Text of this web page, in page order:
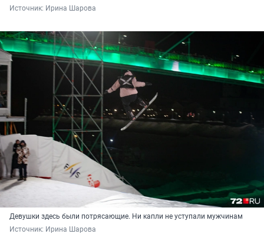
Источник: Ирина Шарова
Девушки здесь были потрясающие. Ни капли не уступали мужчинам
Источник: Ирина Шарова